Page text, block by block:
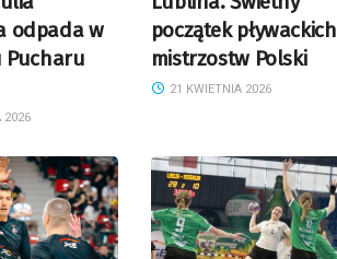
odpada w
Pucharu
2026
początek pływackich
mistrzostw Polski
21 KWIETNIA 2026